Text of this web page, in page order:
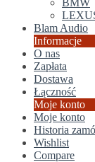
BMW
Blam Audio
Informacje
O nas
Zapłata
Dostawa
Łączność
Moje konto
Moje konto
Historia
Wishlist
Compare